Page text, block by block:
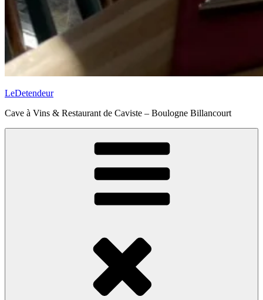
LeDetendeur
Cave à Vins & Restaurant de Caviste – Boulogne Billancourt